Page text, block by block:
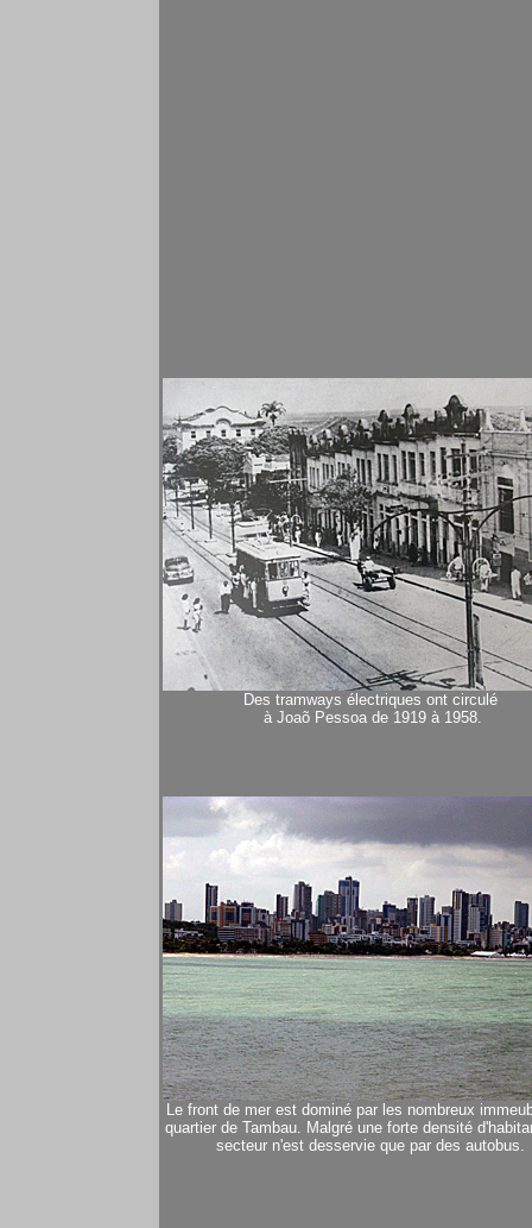
Des tramways électriques ont circulé
à Joaõ Pessoa de 1919 à 1958.
Le front de mer est dominé par les nombreux
quartier de Tambau. Malgré une forte densité
secteur n'est desservie que par des autobus.